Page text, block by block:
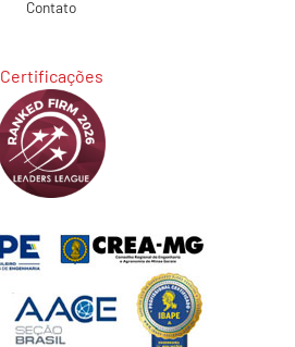
Contato
Certificações